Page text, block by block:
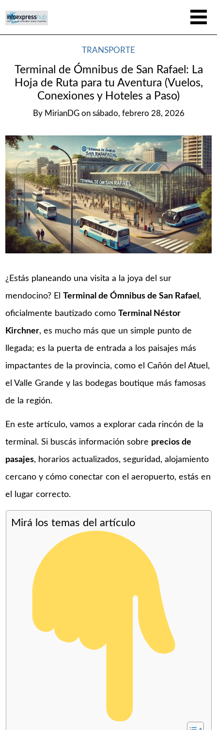
TRANSPORTE
Terminal de Ómnibus de San Rafael: La
Hoja de Ruta para tu Aventura (Vuelos,
Conexiones y Hoteles a Paso)
By MirianDG on sábado, febrero 28, 2026
¿Estás planeando una visita a la joya del sur
mendocino? ElTerminal de Ómnibus de San Rafael ,
oficialmente bautizado comoTerminal Néstor
Kirchner, es mucho más que un simple punto de
llegada; es la puerta de entrada a los paisajes más
impactantes de la provincia, como el Cañón del Atuel,
el Valle Grande y las bodegas boutique más famosas
de la región.
En este artículo, vamos a explorar cada rincón de la
terminal. Si buscás información sobre precios de
pasajes, horarios actualizados, seguridad, alojamiento
cercano y cómo conectar con el aeropuerto, estás en
el lugar correcto.
Mirá los temas del artículo